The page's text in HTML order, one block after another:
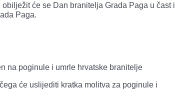
će se Dan branitelja Grada Paga u čast i
Paga.
na poginule i umrle hrvatske branitelje
će uslijediti kratka molitva za poginule i